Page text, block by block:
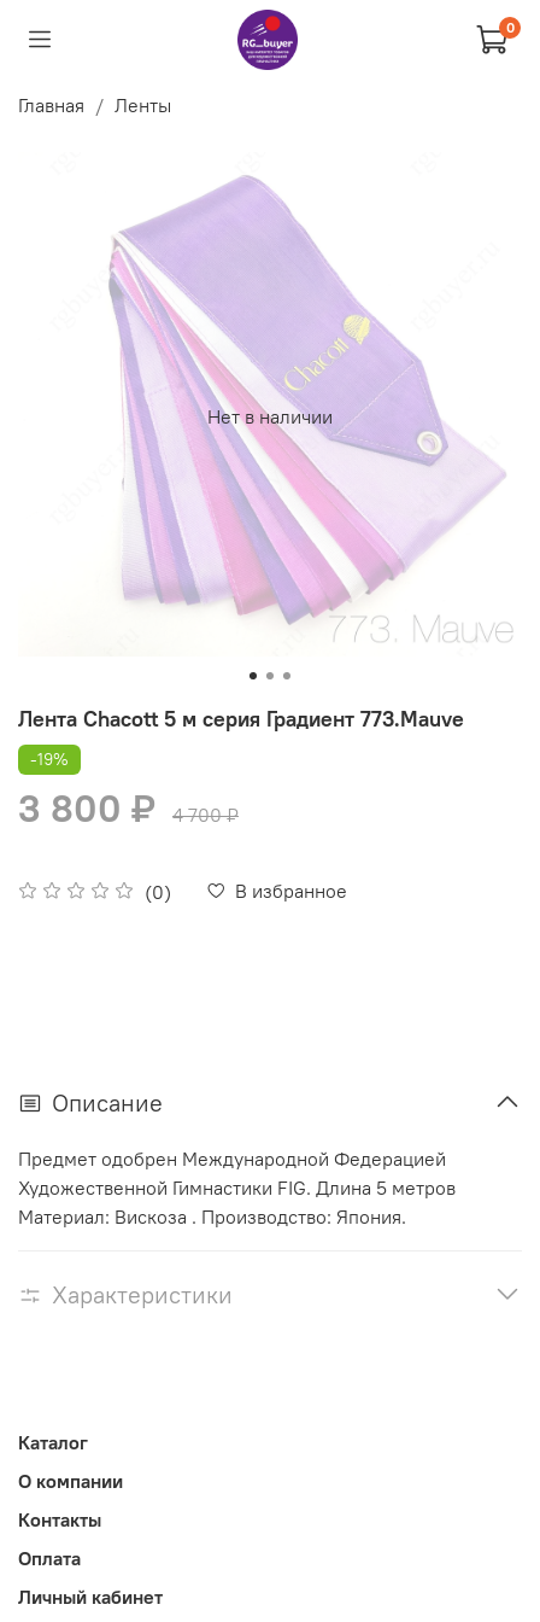
0
Главная Ленты
Нет в наличии
Лента Chacott 5 м серия Градиент 773.Mauve
(0) В избранное
-19%
3 800 ₽ 4 700 ₽
Описание
Предмет одобрен Международной Федерацией
Художественной Гимнастики FIG. Длина 5 метров
Материал: Вискоза . Производство: Япония.
Характеристики
Каталог
О компании
Контакты
Оплата
Личный кабинет